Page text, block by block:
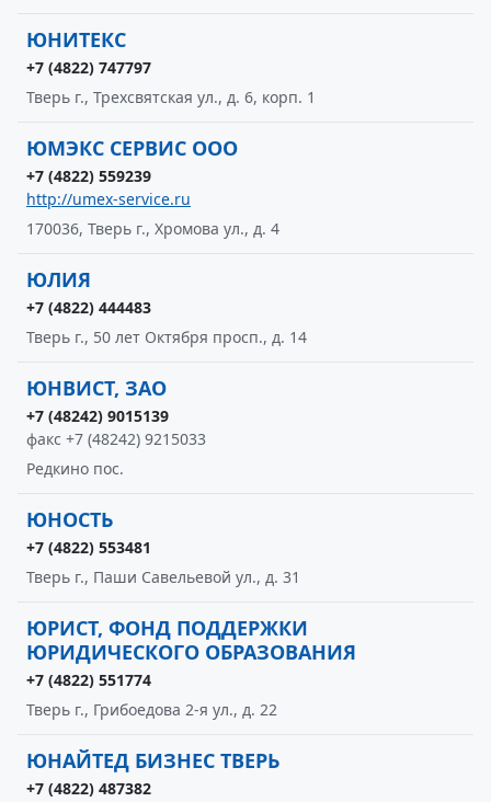
ЮНИТЕКС
+7 (4822) 747797
Тверь г., Трехсвятская ул., д. 6, корп. 1
ЮМЭКС СЕРВИС ООО
+7 (4822) 559239
http://umex-service.ru
170036, Тверь г., Хромова ул., д. 4
ЮЛИЯ
+7 (4822) 444483
Тверь г., 50 лет Октября просп., д. 14
ЮНВИСТ, ЗАО
+7 (48242) 9015139
факс +7 (48242) 9215033
Редкино пос.
ЮНОСТЬ
+7 (4822) 553481
Тверь г., Паши Савельевой ул., д. 31
ЮРИСТ, ФОНД ПОДДЕРЖКИ
ЮРИДИЧЕСКОГО ОБРАЗОВАНИЯ
+7 (4822) 551774
Тверь г., Грибоедова 2-я ул., д. 22
ЮНАЙТЕД БИЗНЕС ТВЕРЬ
+7 (4822) 487382